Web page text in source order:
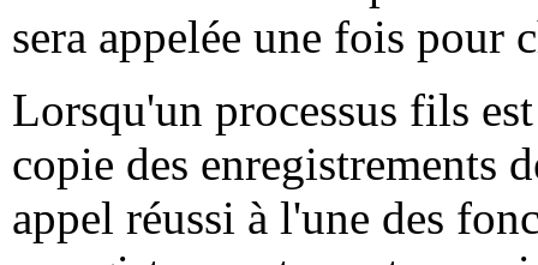
sera appelée une fois pour
Lorsqu'un processus fils
copie des enregistrements
appel réussi à l'une des